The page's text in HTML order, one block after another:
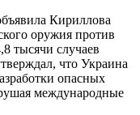
Кириллова
оружия против
тысячи случаев
что Украина
опасных
международные